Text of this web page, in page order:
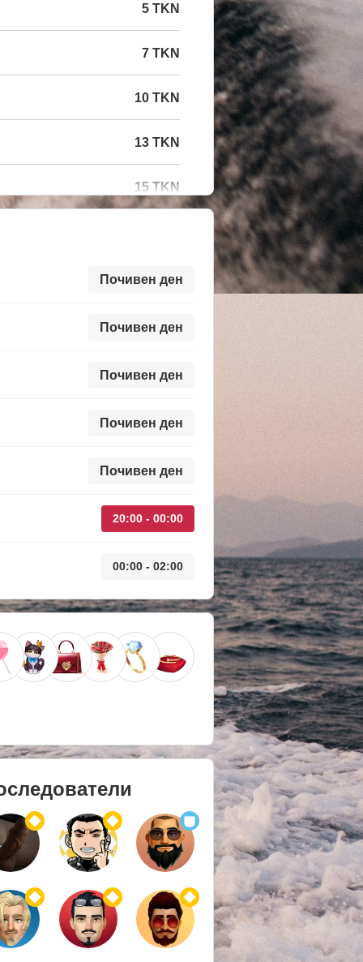
5 TKN
7 TKN
10 TKN
13 TKN
15 TKN
Почивен ден
Почивен ден
Почивен ден
Почивен ден
Почивен ден
20:00 - 00:00
00:00 - 02:00